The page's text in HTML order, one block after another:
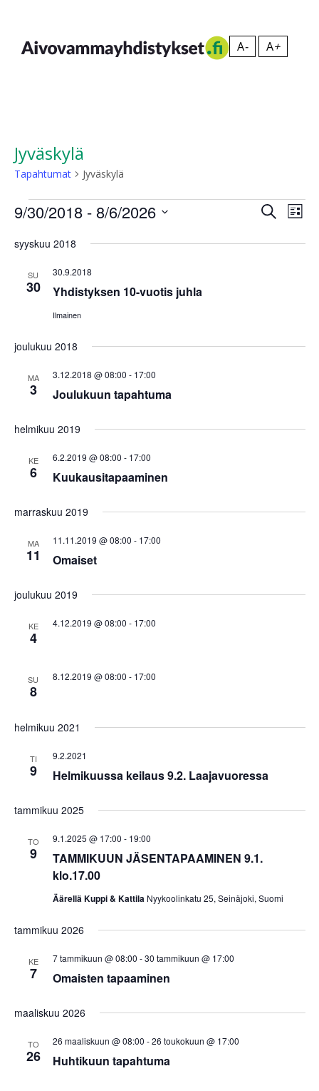
A- A+
Jyväskylä
Tapahtumat Jyväskylä
Tapahtumat Etsi Lista
9/30/2018 - 8/6/2026
päivä.
syyskuu 2018
SU
30 Yhdistyksen 10-vuotis juhla
30.9.2018
Ilmainen
joulukuu 2018
MA
3 Joulukuun tapahtuma
3.12.2018 @ 08:00 - 17:00
helmikuu 2019
KE
6 Kuukausitapaaminen
6.2.2019 @ 08:00 - 17:00
marraskuu 2019
MA
11 Omaiset
11.11.2019 @ 08:00 - 17:00
joulukuu 2019
KE
4
4.12.2019 @ 08:00 - 17:00
SU
8
8.12.2019 @ 08:00 - 17:00
helmikuu 2021
TI
9 Helmikuussa keilaus 9.2. Laajavuoressa
9.2.2021
tammikuu 2025
TO
9
TAMMIKUUN JÄSENTAPAAMINEN 9.1.
klo.17.00
9.1.2025 @ 17:00 - 19:00
Äärellä Kuppi & Kattila Nyykoolinkatu 25, Seinäjoki, Suomi
tammikuu 2026
KE
7 Omaisten tapaaminen
7 tammikuun @ 08:00 -30 tammikuun @ 17:00
maaliskuu 2026
TO
26 Huhtikuun tapahtuma
26 maaliskuun @ 08:00 -26 toukokuun @ 17:00